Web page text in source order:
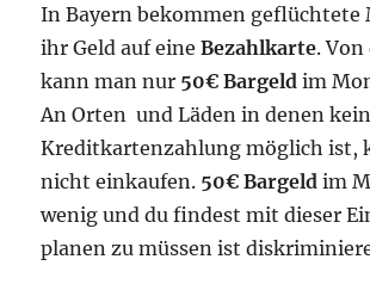
In Bayern bekommen geflüchtete
ihr Geld auf eineBezahlkarte.
kann man nur 50€ Bargeldim
An Orten und Läden in denen
Kreditkartenzahlung möglich ist,
nicht ein­kaufen. 50€ Bargeld im
wenig und du findest mit dieser
planen zu müssen ist